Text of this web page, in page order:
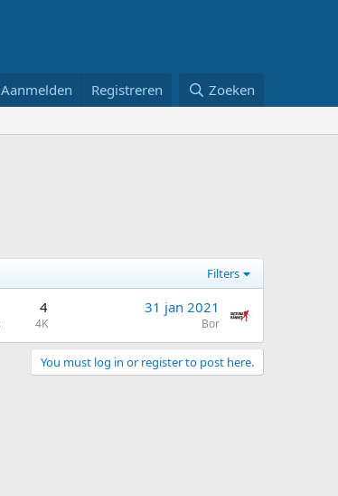
Aanmelden Registreren Zoeken
Filters
4
4K
31 jan 2021
Bor
You must log in or register to post here.